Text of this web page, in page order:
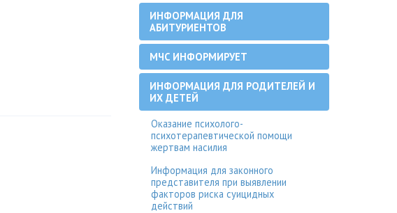
ИНФОРМАЦИЯ ДЛЯ
АБИТУРИЕНТОВ
МЧС ИНФОРМИРУЕТ
ИНФОРМАЦИЯ ДЛЯ РОДИТЕЛЕЙ И
ИХ ДЕТЕЙ
Оказание психолого-
психотерапевтической помощи
жертвам насилия
Информация для законного
представителя при выявлении
факторов риска суицидных
действий